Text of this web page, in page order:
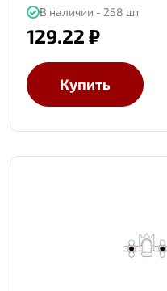
В наличии - 258 шт
129.22 ₽
Купить